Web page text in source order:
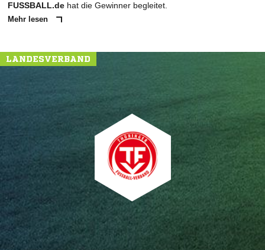
FUSSBALL.de hat die Gewinner begleitet.
Mehr lesen
LANDESVERBAND